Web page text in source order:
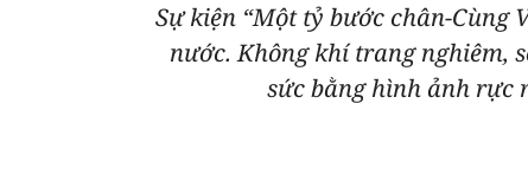
Sự kiện “Một tỷ bước chân-
nước. Không khí trang nghiêm,
sức bằng hình ảnh rực